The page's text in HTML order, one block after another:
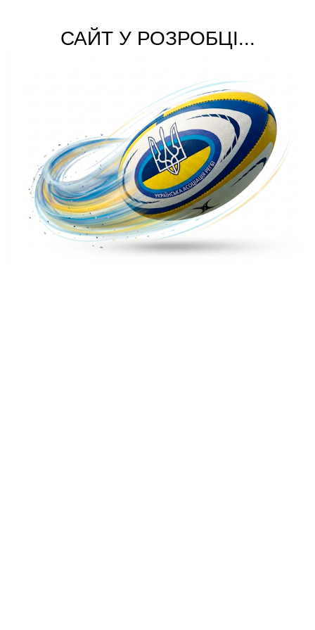
САЙТ У РОЗРОБЦІ...